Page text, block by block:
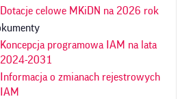
Dotacje celowe MKiDN na 2026 rok
Koncepcja programowa IAM na lata
2024-2031
Informacja o zmianach rejestrowych
IAM